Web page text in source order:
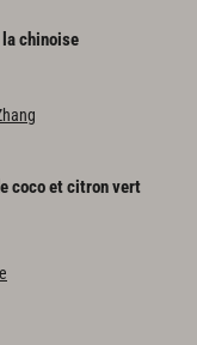
lachinoise
cocoetcitronvert